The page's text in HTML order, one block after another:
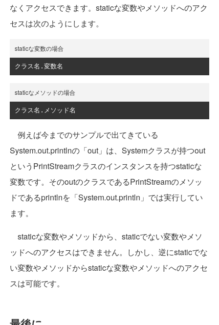
なくアクセスできます。staticな変数やメソッドへのアク
セスは次のようにします。
staticな変数の場合
クラス名.変数名
staticなメソッドの場合
クラス名.メソッド名
例えば今までのサンプルで出てきている
System.out.printlnの「out」は、Systemクラスが持つout
というPrintStreamクラスのインスタンスを持つstaticな
変数です。そのoutのクラスであるPrintStreamのメソッ
ドであるprintlnを「System.out.println」では実行してい
ます。
staticな変数やメソッドから、staticでない変数やメソ
ッドへのアクセスはできません。しかし、逆にstaticでな
い変数やメソッドからstaticな変数やメソッドへのアクセ
スは可能です。